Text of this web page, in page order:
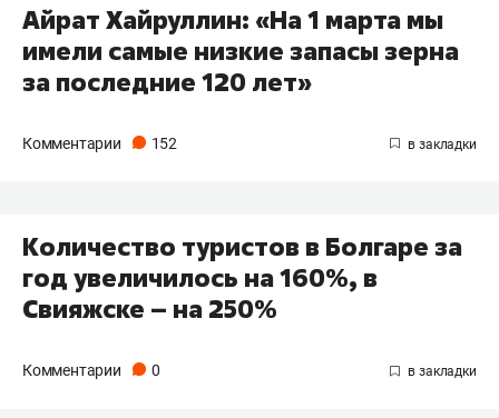
Айрат Хайруллин: «На 1 марта мы
имели самые низкие запасы зерна
за последние 120 лет»
Комментарии 152
Количество туристов в Болгаре за
год увеличилось на 160%, в
Свияжске – на 250%
Комментарии 0